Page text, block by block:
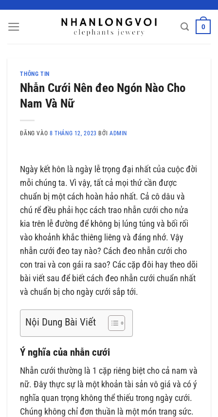
nội
0
THÔNG TIN
Nhẫn Cưới Nên đeo Ngón Nào Cho
Nam Và Nữ
ĐĂNG VÀO 8 THÁNG 12, 2023 BỞI ADMIN
Ngày kết hôn là ngày lễ trọng đại nhất của cuộc đời
mỗi chúng ta. Vì vậy, tất cả mọi thứ cần được
chuẩn bị một cách hoàn hảo nhất. Cả cô dâu và
chú rể đều phải học cách trao nhẫn cưới cho nửa
kia trên lễ đường để không bị lúng túng và bối rối
vào khoảnh khắc thiêng liêng và đáng nhớ. Vậy
nhẫn cưới đeo tay nào? Cách đeo nhẫn cưới cho
con trai và con gái ra sao? Các cặp đôi hay theo dõi
bài viết sau để biết cách đeo nhẫn cưới chuẩn nhất
và chuẩn bị cho ngày cưới sắp tới.
Nội Dung Bài Viết
Ý nghĩa của nhẫn cưới
Nhẫn cưới thường là 1 cặp riêng biệt cho cả nam và
nữ. Đây thực sự là một khoản tài sản vô giá và có ý
nghĩa quan trọng không thể thiếu trong ngày cưới.
Chúng không chỉ đơn thuần là một món trang sức.